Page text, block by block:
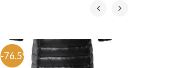
-76.5%